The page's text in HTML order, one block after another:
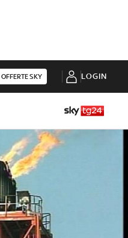
OFFERTE SKY LOGIN